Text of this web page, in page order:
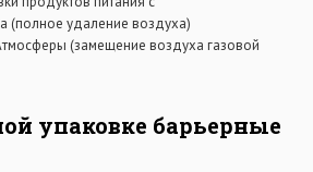
(полное удаление воздуха)
(замещение воздуха газовой
упаковке барьерные